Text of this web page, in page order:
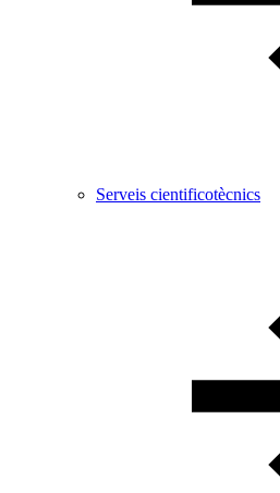
Serveis cientificotècnics